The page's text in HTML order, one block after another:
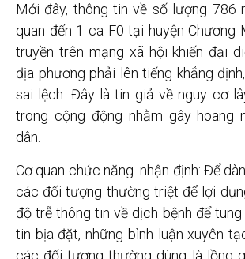
Mới đây, thông tin về số lượng 786
quan đến 1 ca F0 tại huyện Chương
truyền trên mạng xã hội khiến đại
địa phương phải lên tiếng khẳng
sai lệch. Đây là tin giả về nguy cơ
trong cộng động nhằm gây hoang
dân.
Cơ quan chức năng nhận định: Để
các đối tượng thường triệt để lợi
độ trễ thông tin về dịch bệnh để
tin bịa đặt, những bình luận xuyên
các đối tượng thường dùng là lồng